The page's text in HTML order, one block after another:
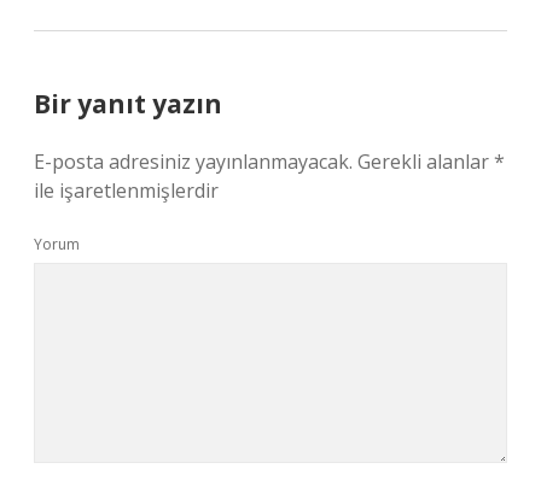
Bir yanıt yazın
E-posta adresiniz yayınlanmayacak. Gerekli alanlar*
ile işaretlenmişlerdir
Yorum